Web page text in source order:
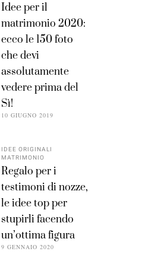
Idee per il
matrimonio 2020:
ecco le 150 foto
che devi
assolutamente
vedere prima del
Sì!
10 GIUGNO 2019
IDEE ORIGINALI
MATRIMONIO
Regalo per i
testimoni di nozze,
le idee top per
stupirli facendo
un’ottima figura
9 GENNAIO 2020